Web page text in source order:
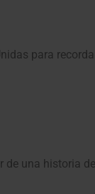
para recordar
una historia